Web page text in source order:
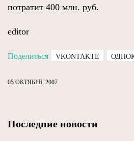
потратит 400 млн. руб.
editor
Поделиться VKONTAKTE
05 ОКТЯБРЯ, 2007
Последние новости